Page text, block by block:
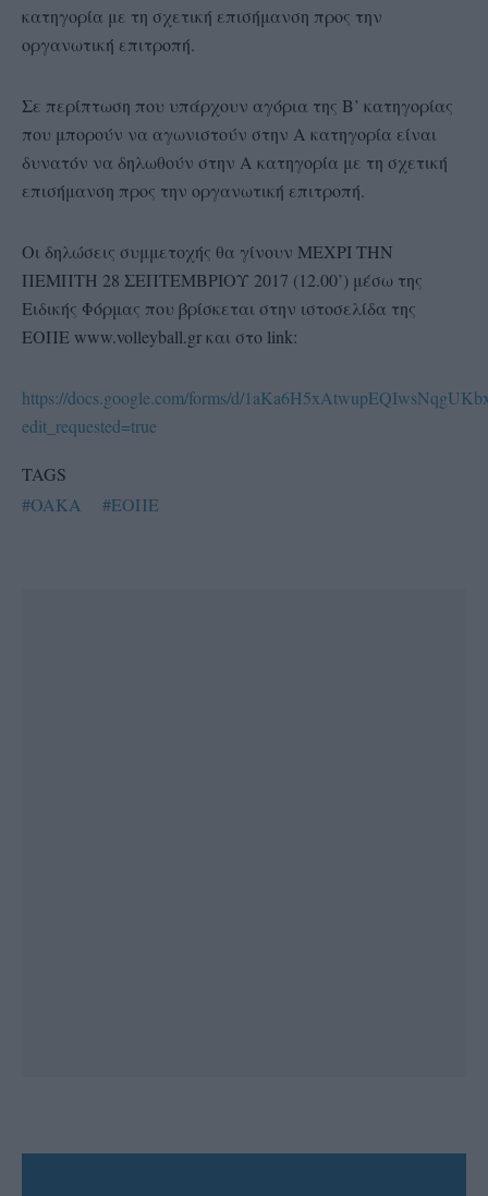
κατηγορία με τη σχετική επισήμανση προς την
οργανωτική επιτροπή.
Σε περίπτωση που υπάρχουν αγόρια της Β’ κατηγορίας
που μπορούν να αγωνιστούν στην Α κατηγορία είναι
δυνατόν να δηλωθούν στην Α κατηγορία με τη σχετική
επισήμανση προς την οργανωτική επιτροπή.
Οι δηλώσεις συμμετοχής θα γίνουν ΜΕΧΡΙ ΤΗΝ
ΠΕΜΠΤΗ 28 ΣΕΠΤΕΜΒΡΙΟΥ 2017 (12.00’) μέσω της
Ειδικής Φόρμας που βρίσκεται στην ιστοσελίδα της
ΕΟΠΕ www.volleyball.gr και στο link:
https://docs.google.com/forms/d/
edit_requested=true
TAGS
#OAKA
#ΕΟΠΕ